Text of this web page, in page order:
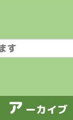
ア ーカイブ